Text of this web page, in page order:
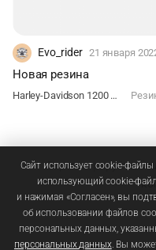
Evo_rider 21 января
Новая резина
Harley-Davidson 1200 Sportster Custom
Зарегистрируйтесь
Сайт использует cookie-
использующий cookie-
и нажимая «Согласен», вы
об использовании файлов
персональных данных,
персональных данных. Вы